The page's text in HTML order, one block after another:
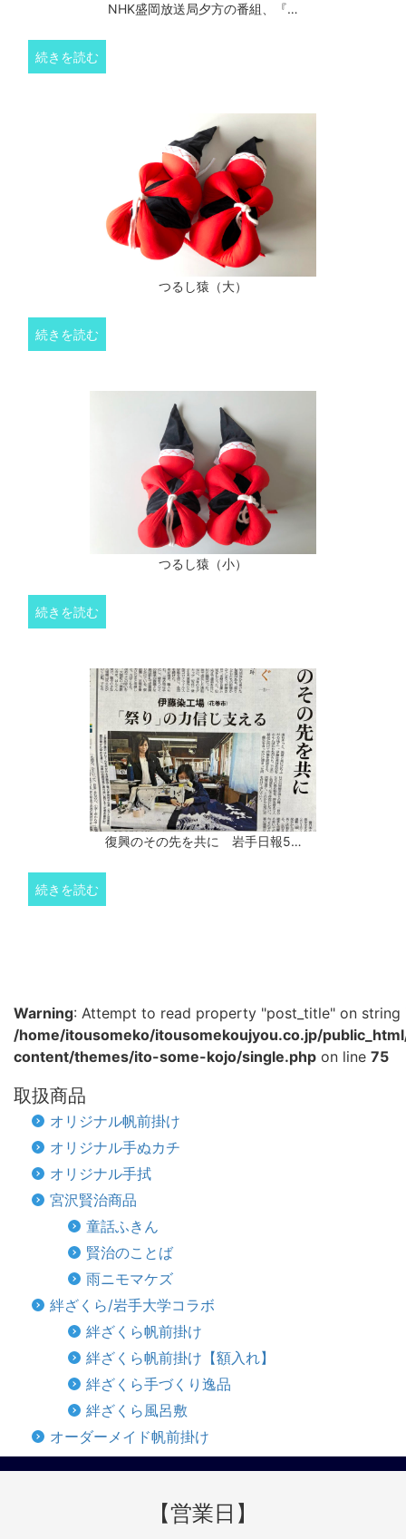
NHK盛岡放送局夕方の番組、『…
続きを読む
つるし猿（大）
続きを読む
つるし猿（小）
続きを読む
復興のその先を共に 岩手日報5…
続きを読む
Warning: Attempt to read property "post_title" on string
/home/itousomeko/itousomekoujyou.co.jp/
content/themes/ito-some-kojo/single.php on line 75
取扱商品
オリジナル帆前掛け
オリジナル手ぬカチ
オリジナル手拭
宮沢賢治商品
童話ふきん
賢治のことば
雨ニモマケズ
絆ざくら/岩手大学コラボ
絆ざくら帆前掛け
絆ざくら帆前掛け【額入れ】
絆ざくら手づくり逸品
絆ざくら風呂敷
オーダーメイド帆前掛け
【営業日】